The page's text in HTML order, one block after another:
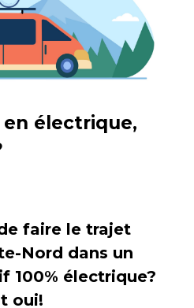
en électrique,
faire le trajet
Nord dans un
100% électrique?
oui!